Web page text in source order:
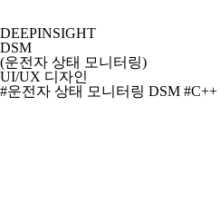
DEEPINSIGHT
DSM
(운전자 상태 모니터링)
UI/UX 디자인
#운전자 상태 모니터링 DSM #C++